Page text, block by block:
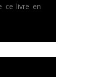
ce livre en